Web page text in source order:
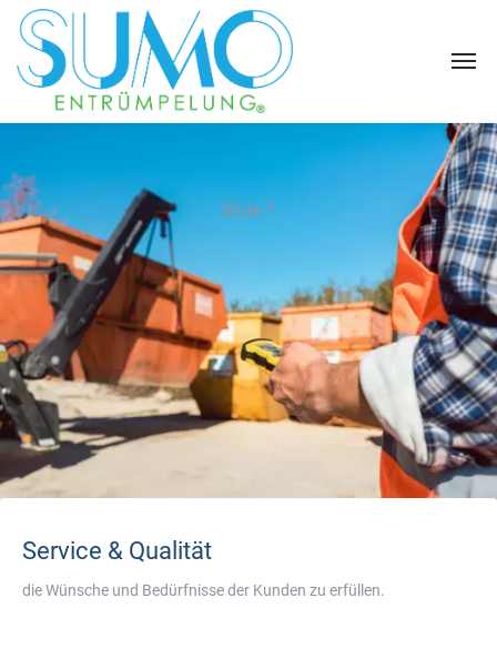
Slide 1
Service & Qualität
die Wünsche und Bedürfnisse der Kunden zu erfüllen.